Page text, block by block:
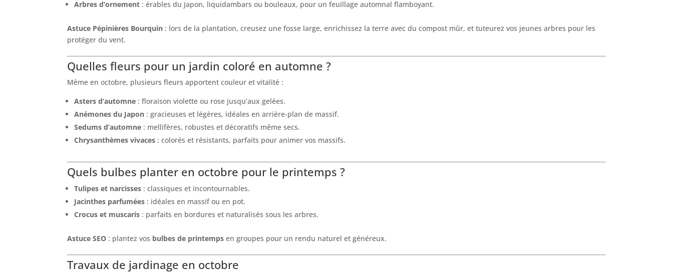
Arbres d’ornement : érables du Japon, liquidambars ou bouleaux, pour un feuillage automnal flamboyant.
Astuce Pépinières Bourquin : lors de la plantation, creusez une fosse large, enrichissez la terre avec du compost mûr, et tuteurez vos jeunes arbres pour les
protéger du vent.
Quelles fleurs pour un jardin coloré en automne ?
Même en octobre, plusieurs fleurs apportent couleur et vitalité :
Asters d’automne : floraison violette ou rose jusqu’aux gelées.
Anémones du Japon : gracieuses et légères, idéales en arrière-plan de massif.
Sedums d’automne : mellifères, robustes et décoratifs même secs.
Chrysanthèmes vivaces : colorés et résistants, parfaits pour animer vos massifs.
Quels bulbes planter en octobre pour le printemps ?
Tulipes et narcisses : classiques et incontournables.
Jacinthes parfumées : idéales en massif ou en pot.
Crocus et muscaris : parfaits en bordures et naturalisés sous les arbres.
Astuce SEO : plantez vos bulbes de printemps en groupes pour un rendu naturel et généreux.
Travaux de jardinage en octobre